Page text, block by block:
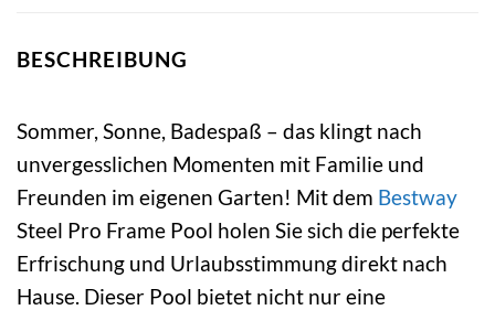
BESCHREIBUNG
Sommer, Sonne, Badespaß – das klingt nach
unvergesslichen Momenten mit Familie und
Freunden im eigenen Garten! Mit dem Bestway
Steel Pro Frame Pool holen Sie sich die perfekte
Erfrischung und Urlaubsstimmung direkt nach
Hause. Dieser Pool bietet nicht nur eine